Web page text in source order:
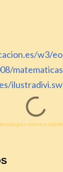
w3/
por correo